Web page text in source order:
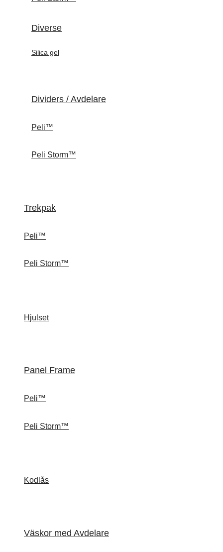
Diverse
Silica gel
Dividers / Avdelare
Peli™
Peli Storm™
Trekpak
Peli™
Peli Storm™
Hjulset
Panel Frame
Peli™
Peli Storm™
Kodlås
Väskor med Avdelare